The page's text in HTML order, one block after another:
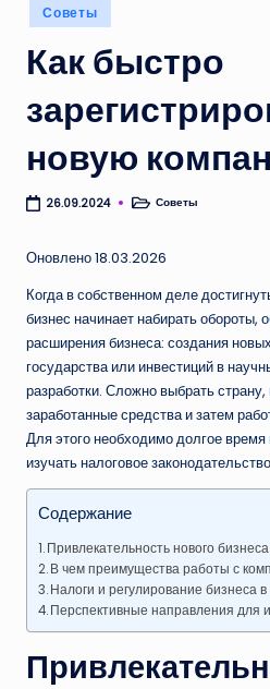
Опубликовано
в
Советы
Как быстро
новую
26.09.2024
Опубликовано
Советы
Оновлено 18.03.2026
Когда в собственном деле
бизнес начинает набирать обороты,
расширения бизнеса: создания
государства или инвестиций в
разработки. Сложно выбрать
заработанные средства и затем
Для этого необходимо долгое
изучать налоговое
Содержание
Привлекательность нового
В чем преимущества работы с
Налоги и регулирование бизнеса
Перспективные направления для